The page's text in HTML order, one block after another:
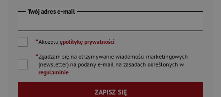
Twój adres e-mail
*Akceptujępolitykę prywatności
*Zgadzam się na otrzymywanie wiadomości marketingowych
(newsletter) na podany e-mail na zasadach określonych w
regulaminie
ZAPISZ SIĘ